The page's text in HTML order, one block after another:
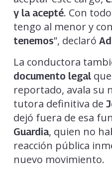
y la acepté. Con
tengo al menor y con
tenemos”, declaró
La conductora
documento legal
reportado, avala su
tutora definitiva de
dejó fuera de esa
Guardia, quien no
reacción pública
nuevo movimiento.